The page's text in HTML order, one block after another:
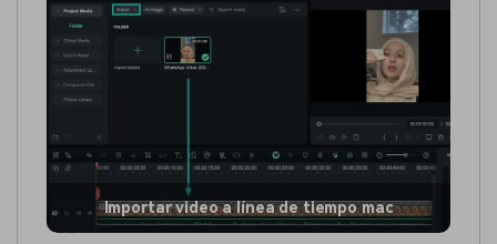
Importar video a línea de tiempo mac